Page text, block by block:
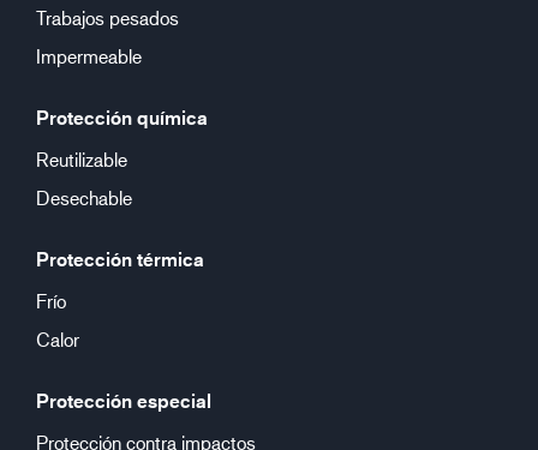
Trabajos pesados
Impermeable
Protección química
Reutilizable
Desechable
Protección térmica
Frío
Calor
Protección especial
Protección contra impactos